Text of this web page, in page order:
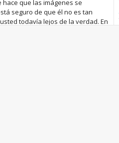
que las imágenes se
seguro de que él no es tan
todavía lejos de la verdad. En